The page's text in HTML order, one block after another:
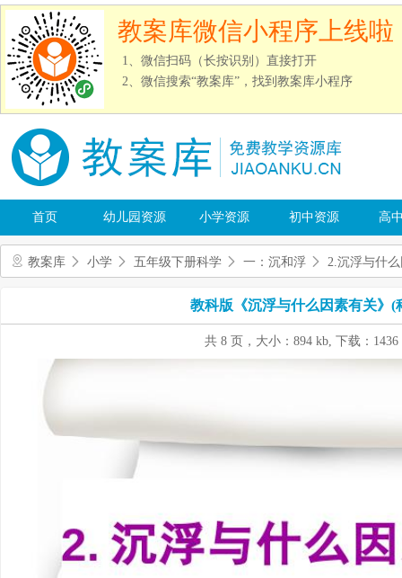
教案库微信小程序上线啦
1、微信扫码（长按识别）直接打开
2、微信搜索“教案库”，找到教案库小程序
首页 幼儿园资源 小学资源 初中资源 高
教案库 小学 五年级下册科学 一：沉和浮 2.沉浮与什
教科版《沉浮与什么因素有关》(
共 8 页，大小：894 kb, 下载：1436